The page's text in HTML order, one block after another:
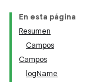
En esta página
Resumen
Campos
Campos
logName